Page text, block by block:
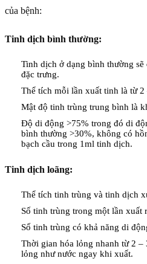
của bệnh:
Tinh dịch bình thường:
Tinh dịch ở dạng bình thường sẽ
đặc trưng.
Thể tích mỗi lần xuất tinh là từ 2
Mật độ tinh trùng trung bình là
Độ di động >75% trong đó di
bình thường >30%, không có
bạch cầu trong 1ml tinh dịch.
Tinh dịch loãng:
Thể tích tinh trùng và tinh dịch
Số tinh trùng trong một lần xuất
Số tinh trùng có khả năng di
Thời gian hóa lỏng nhanh từ 2 –
lỏng như nước ngay khi xuất.